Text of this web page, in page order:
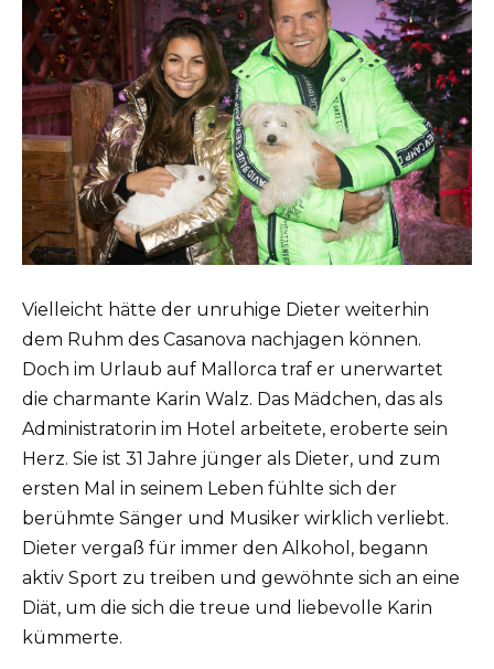
Vielleicht hätte der unruhige Dieter weiterhin
dem Ruhm des Casanova nachjagen können.
Doch im Urlaub auf Mallorca traf er unerwartet
die charmante Karin Walz. Das Mädchen, das als
Administratorin im Hotel arbeitete, eroberte sein
Herz. Sie ist 31 Jahre jünger als Dieter, und zum
ersten Mal in seinem Leben fühlte sich der
berühmte Sänger und Musiker wirklich verliebt.
Dieter vergaß für immer den Alkohol, begann
aktiv Sport zu treiben und gewöhnte sich an eine
Diät, um die sich die treue und liebevolle Karin
kümmerte.